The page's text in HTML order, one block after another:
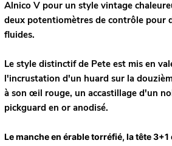
Alnico V pour un style vintage
deux potentiomètres de contrôle pour
fluides.
Le style distinctif de Pete est mis en
l'incrustation d'un huard sur la
à son œil rouge, un accastillage d'un
pickguard en or anodisé.
Le manche en érable torréfié, la tête